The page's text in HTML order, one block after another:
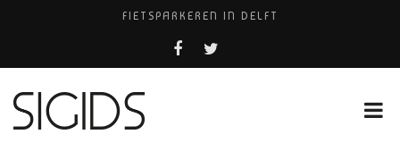
FIETSPARKEREN IN DELFT
FIETS KWIJT IN TILBURG?
USED PRODUCTS LEIDEN